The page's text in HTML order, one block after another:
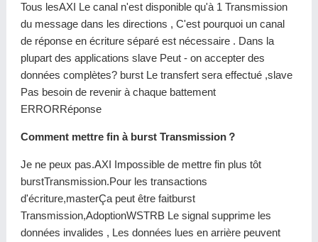
Tous lesAXI Le canal n'est disponible qu'à 1 Transmission
du message dans les directions , C'est pourquoi un canal
de réponse en écriture séparé est nécessaire . Dans la
plupart des applications slave Peut - on accepter des
données complètes? burst Le transfert sera effectué ,slave
Pas besoin de revenir à chaque battement
ERRORRéponse
Comment mettre fin à burst Transmission？
Je ne peux pas.AXI Impossible de mettre fin plus tôt
burstTransmission.Pour les transactions
d'écriture,masterÇa peut être faitburst
Transmission,AdoptionWSTRB Le signal supprime les
données invalides , Les données lues en arrière peuvent